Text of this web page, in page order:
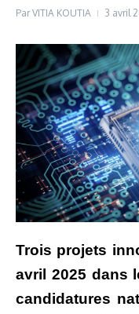
ParVITIA KOUTIA 3 avril
Trois projets
avril 2025 dans
candidatures